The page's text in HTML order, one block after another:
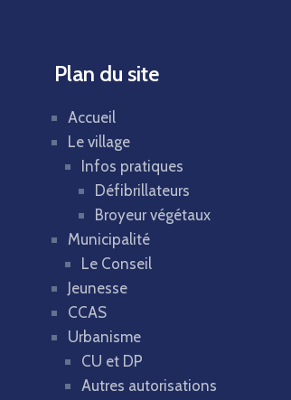
Plan du site
Accueil
Le village
Infos pratiques
Défibrillateurs
Broyeur végétaux
Municipalité
Le Conseil
Jeunesse
CCAS
Urbanisme
CU et DP
Autres autorisations